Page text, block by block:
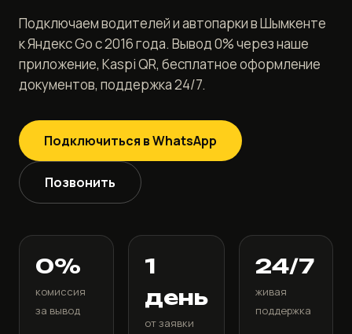
Подключаем водителей и автопарки в Шымкенте
к Яндекс Go с 2016 года. Вывод 0% через наше
приложение, Kaspi QR, бесплатное оформление
документов, поддержка 24/7.
Подключиться в WhatsApp
Позвонить
0%
комиссия
за вывод
1
день
от заявки
24/7
живая
поддержка